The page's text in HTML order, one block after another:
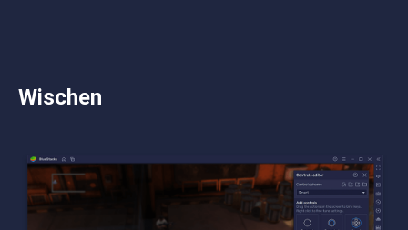
Wischen